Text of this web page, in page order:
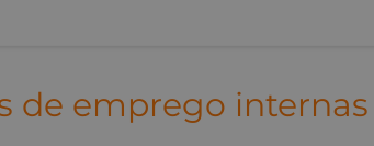
de emprego internas